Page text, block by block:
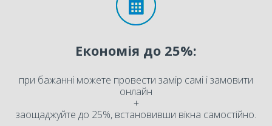
Економія до 25%:
при бажанні можете провести замір самі і замовити
онлайн
+
заощаджуйте до 25%, встановивши вікна самостійно.